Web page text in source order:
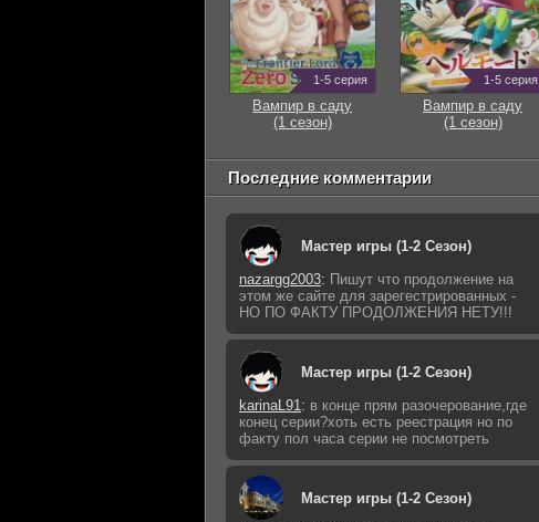
1-5 серия
Вампир в саду
(1 сезон)
1-5 серия
Вампир в саду
(1 сезон)
Последние комментарии
Мастер игры (1-2 Сезон)
nazargg2003: Пишут что продолжение на
этом же сайте для зарегестрированных -
НО ПО ФАКТУ ПРОДОЛЖЕНИЯ НЕТУ!!!
Мастер игры (1-2 Сезон)
karinaL91: в конце прям разочерование,где
конец серии?хоть есть реестрация но по
факту пол часа серии не посмотреть
Мастер игры (1-2 Сезон)